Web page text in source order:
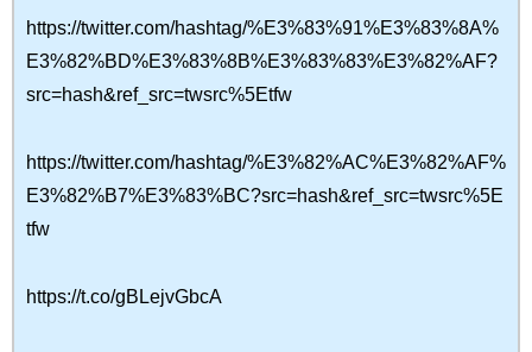
https://twitter.com/hashtag/%E3%83%91%E3%83%8A%
E3%82%BD%E3%83%8B%E3%83%83%E3%82%AF?
src=hash&ref_src=twsrc%5Etfw
https://twitter.com/hashtag/%E3%82%AC%E3%82%AF%
E3%82%B7%E3%83%BC?src=hash&ref_src=twsrc%5E
tfw
https://t.co/gBLejvGbcA